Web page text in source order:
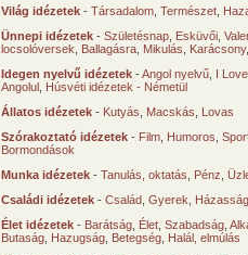
Világ idézetek - Társadalom Természet
Ünnepi idézetek - Születésnap Esküvői
locsolóversek
Ballagásra Mikulás Karácsony
Idegen nyelvű idézetek -Angol nyelvű I
Angolul Húsvéti idézetek - Németül
Állatos idézetek - Kutyás Macskás
Lovas
Szórakoztató idézetek - Film Humoros
Bormondások
Munka idézetek - Tanulás, oktatás Pénz
Családi idézetek - Család Gyerek
Élet idézetek - Barátság Élet Szabadság
Butaság Hazugság Betegség Halál, elmúlás